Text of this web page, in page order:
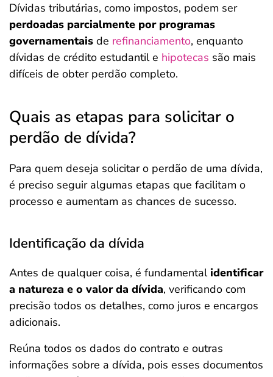
Dívidas tributárias, como impostos, podem ser
perdoadas parcialmente por programas
governamentais de refinanciamento, enquanto
dívidas de crédito estudantil e hipotecas são mais
difíceis de obter perdão completo.
Quais as etapas para solicitar o
perdão de dívida?
Para quem deseja solicitar o perdão de uma dívida,
é preciso seguir algumas etapas que facilitam o
processo e aumentam as chances de sucesso.
Identificação da dívida
Antes de qualquer coisa, é fundamentalidentificar
a natureza e o valor da dívida, verificando com
precisão todos os detalhes, como juros e encargos
adicionais.
Reúna todos os dados do contrato e outras
informações sobre a dívida, pois esses documentos